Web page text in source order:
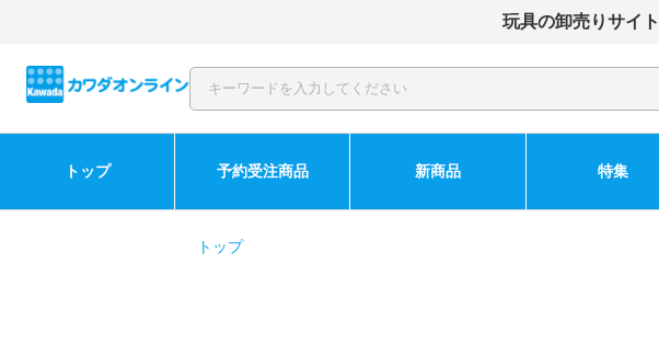
玩具の卸売りサイト
トップ 予約受注商品 新商品 特集
トップ